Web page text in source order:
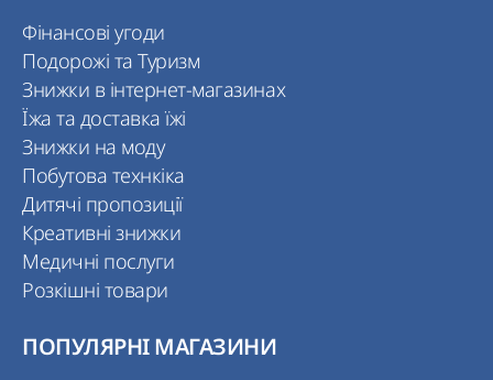
Фінансові угоди
Подорожі та Туризм
Знижки в інтернет-магазинах
Їжа та доставка їжі
Знижки на моду
Побутова технкіка
Дитячі пропозиції
Креативні знижки
Медичні послуги
Розкішні товари
ПОПУЛЯРНІ МАГАЗИНИ